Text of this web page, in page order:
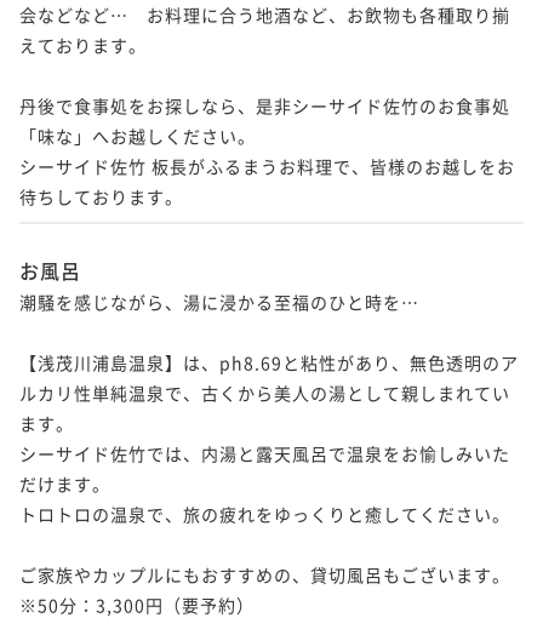
会などなど…　お料理に合う地酒など、お飲物も各種取り揃
えております。
丹後で食事処をお探しなら、是非シーサイド佐竹のお食事処
「味な」へお越しください。
シーサイド佐竹 板長がふるまうお料理で、皆様のお越しをお
待ちしております。
お風呂
潮騒を感じながら、湯に浸かる至福のひと時を…
【浅茂川浦島温泉】は、ph8.69と粘性があり、無色透明のア
ルカリ性単純温泉で、古くから美人の湯として親しまれてい
ます。
シーサイド佐竹では、内湯と露天風呂で温泉をお愉しみいた
だけます。
トロトロの温泉で、旅の疲れをゆっくりと癒してください。
ご家族やカップルにもおすすめの、貸切風呂もございます。
※50分：3,300円（要予約）